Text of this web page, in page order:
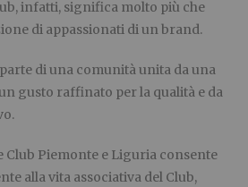
infatti, significa molto più che
di appassionati di un brand.
di una comunità unita da una
gusto raffinato per la qualità e da
Club Piemonte e Liguria consente
alla vita associativa del Club,